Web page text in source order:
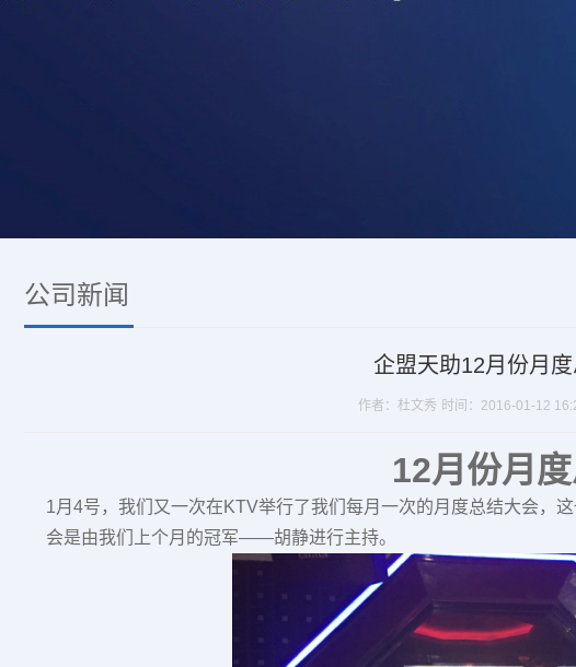
公司新闻
企盟天助12月份月
作者：杜文秀 时间：2016-01-12
12月份月
1月 4号，我们又一次在KTV举行了我们每月一次的月度总结大会，
会是由我们上个月的冠军——胡静进行主持。